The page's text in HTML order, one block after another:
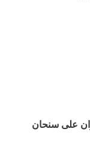
على سنحان